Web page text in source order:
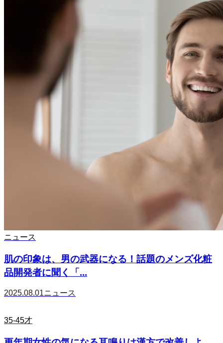
ニュース
肌の印象は、男の武器になる！話題のメンズ化粧
品開発者に聞く「...
2025.08.01ニュース
35-45才